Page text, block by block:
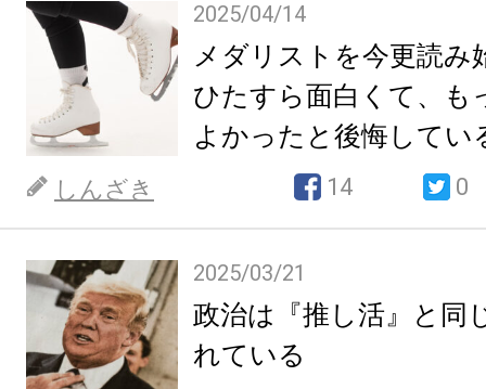
2025/04/14
メダリストを今更読み
ひたすら面白くて、も
よかったと後悔してい
しんざき 14 0
2025/03/21
政治は『推し活』と同
れている